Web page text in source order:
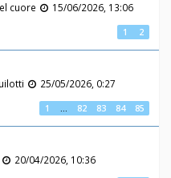
cuore
15/06/2026, 13:06
1 2
25/05/2026, 0:27
1 … 82 83 84 85
20/04/2026, 10:36